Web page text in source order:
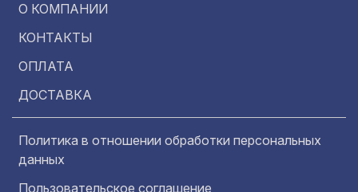
О КОМПАНИИ
КОНТАКТЫ
ОПЛАТА
ДОСТАВКА
Политика в отношении обработки персональных
данных
Пользовательское соглашение